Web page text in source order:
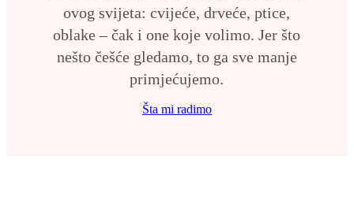
ovog svijeta: cvijeće, drveće, ptice,
oblake – čak i one koje volimo. Jer što
nešto češće gledamo, to ga sve manje
primjećujemo.
Šta mi radimo